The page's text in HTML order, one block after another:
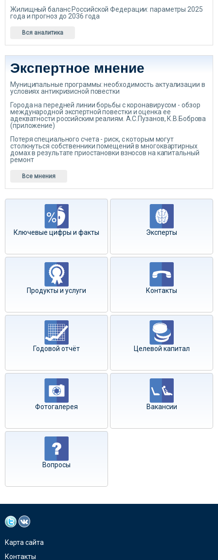
Жилищный баланс Российской Федерации: параметры 2025
года и прогноз до 2036 года
Вся аналитика
Экспертное мнение
Муниципальные программы: необходимость актуализации в
условиях антикризисной повестки
Города на передней линии борьбы с коронавирусом - обзор
международной экспертной повестки и оценка ее
адекватности российским реалиям. А.С.Пузанов, К.В.Боброва
(приложение)
Потеря специального счета - риск, с которым могут
столкнуться собственники помещений в многоквартирных
домах в результате приостановки взносов на капитальный
ремонт
Все мнения
Ключевые цифры и факты Эксперты
Продукты и услуги Контакты
Годовой отчёт Целевой капитал
Фотогалерея Вакансии
Вопросы
Карта сайта
Контакты